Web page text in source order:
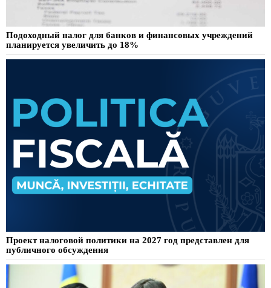
Подоходный налог для банков и финансовых учреждений
планируется увеличить до 18%
Проект налоговой политики на 2027 год представлен для
публичного обсуждения